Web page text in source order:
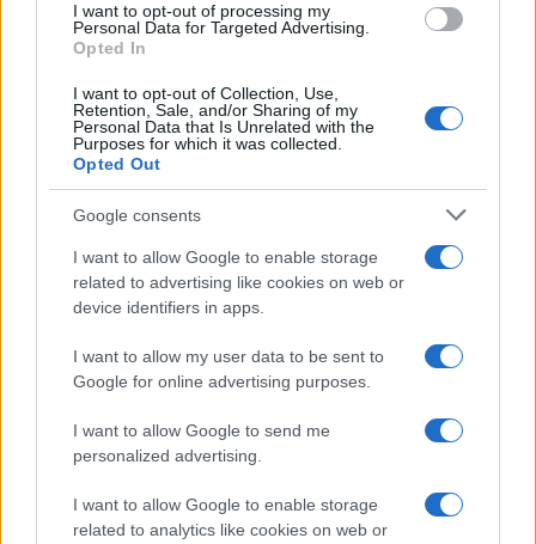
I want to opt-out of processing my
Personal Data for Targeted Advertising.
Opted In
I want to opt-out of Collection, Use,
Retention, Sale, and/or Sharing of my
Personal Data that Is Unrelated with the
Purposes for which it was collected.
Opted Out
Google consents
I want to allow Google to enable storage
related to advertising like cookies on web or
device identifiers in apps.
I want to allow my user data to be sent to
Google for online advertising purposes.
I want to allow Google to send me
personalized advertising.
I want to allow Google to enable storage
related to analytics like cookies on web or
Reply